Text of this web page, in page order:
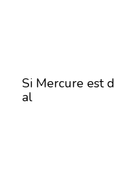
Si Mercure est
al